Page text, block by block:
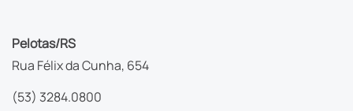
Pelotas/RS
Rua Félix da Cunha, 654
(53) 3284.0800